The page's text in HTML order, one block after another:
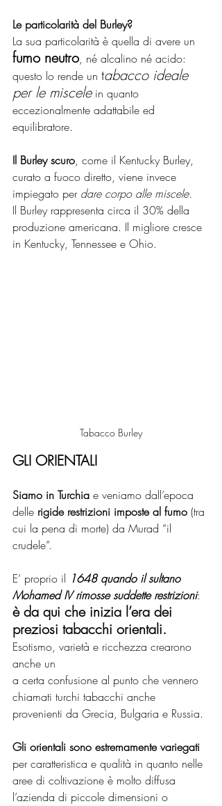
Le particolarità del Burley?
La sua particolarità è quella di avere un
fumo neutro, né alcalino né acido:
questo lo rende un tabacco ideale
per le miscele in quanto
eccezionalmente adattabile ed
equilibratore.
Il Burley scuro, come il Kentucky Burley,
curato a fuoco diretto, viene invece
impiegato per dare corpo alle miscele.
Il Burley rappresenta circa il 30% della
produzione americana. Il migliore cresce
in Kentucky, Tennessee e Ohio.
Tabacco Burley
GLI ORIENTALI
Siamo in Turchia e veniamo dall’epoca
delle rigide restrizioni imposte al fumo (tra
cui la pena di morte) da Murad “il
crudele”.
E’ proprio il 1648 quando il sultano
Mohamed IV rimosse suddette restrizioni:
è da qui che inizia l’era dei
preziosi tabacchi orientali.
Esotismo, varietà e ricchezza crearono
anche un
a certa confusione al punto che vennero
chiamati turchi tabacchi anche
provenienti da Grecia, Bulgaria e Russia.
Gli orientali sono estremamente variegati
per caratteristica e qualità in quanto nelle
aree di coltivazione è molto diffusa
l’azienda di piccole dimensioni o